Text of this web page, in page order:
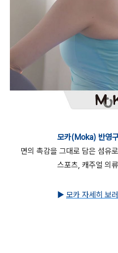
모카(Moka) 반영
면의 촉감을 그대로 담은 섬유
스포츠, 캐주얼 의
▶ 모카 자세히 보